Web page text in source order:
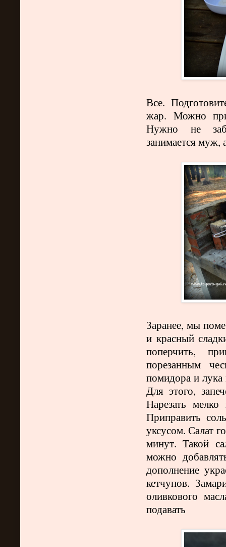
Все.
жар. Можно
Нужно не
занимается муж,
Заранее, мы
и красный
поперчить,
порезанным
помидора и
Для этого,
Нарезать
Приправить
уксусом. Салат
минут. Такой
можно
дополнение
кетчупов.
оливкового
подавать